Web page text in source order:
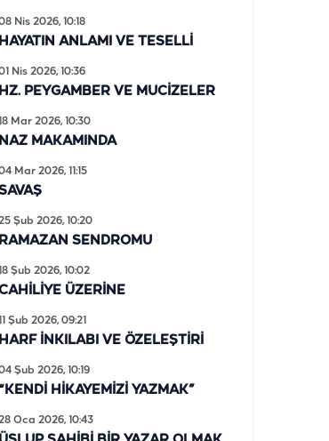
HAYATIN ANLAMI VE TESELLİ
Nis 2026, 10:18
HZ. PEYGAMBER VE MUCİZELER
Nis 2026, 10:36
NAZ MAKAMINDA
Mar 2026, 10:30
Mar 2026, 11:15
RAMAZAN SENDROMU
Şub 2026, 10:20
ÜZERİNE
Şub 2026, 10:02
HARF İNKILABI VE ÖZELEŞTİRİ
Şub 2026, 09:21
HİKAYEMİZİ YAZMAK”
Şub 2026, 10:19
Oca 2026, 10:43